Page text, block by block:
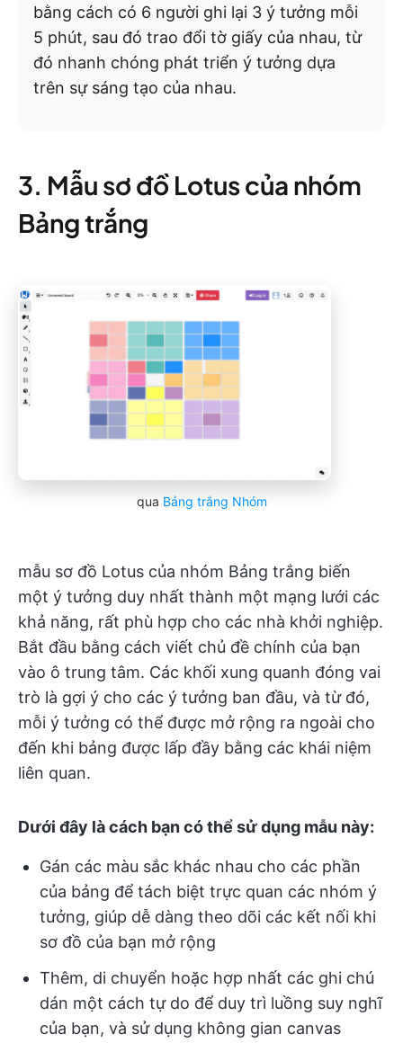
bằng cách có 6 người ghi lại 3 ý tưởng mỗi
5 phút, sau đó trao đổi tờ giấy của nhau, từ
đó nhanh chóng phát triển ý tưởng dựa
trên sự sáng tạo của nhau.
3. Mẫu sơ đồ Lotus của nhóm
Bảng trắng
qua Bảng trắng Nhóm
mẫu sơ đồ Lotus của nhóm Bảng trắng biến
một ý tưởng duy nhất thành một mạng lưới các
khả năng, rất phù hợp cho các nhà khởi nghiệp.
Bắt đầu bằng cách viết chủ đề chính của bạn
vào ô trung tâm. Các khối xung quanh đóng vai
trò là gợi ý cho các ý tưởng ban đầu, và từ đó,
mỗi ý tưởng có thể được mở rộng ra ngoài cho
đến khi bảng được lấp đầy bằng các khái niệm
liên quan.
Dưới đây là cách bạn có thể sử dụng mẫu này:
Gán các màu sắc khác nhau cho các phần
của bảng để tách biệt trực quan các nhóm ý
tưởng, giúp dễ dàng theo dõi các kết nối khi
sơ đồ của bạn mở rộng
Thêm, di chuyển hoặc hợp nhất các ghi chú
dán một cách tự do để duy trì luồng suy nghĩ
của bạn, và sử dụng không gian canvas